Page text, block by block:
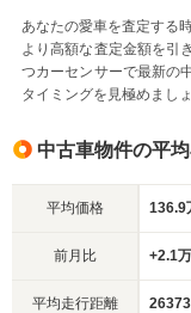
あなたの愛車を査定する
より高額な査定金額を引
つカーセンサーで最新の
タイミングを見極めましょ
中古車物件の平
平均価格 136.9
前月比 +2.1
平均走行距離